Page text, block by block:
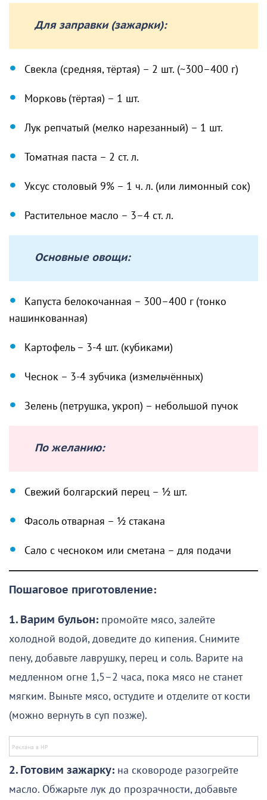
Для заправки (зажарки):
Свекла (средняя, тёртая) – 2 шт. (~300–400 г)
Морковь (тёртая) – 1 шт.
Лук репчатый (мелко нарезанный) – 1 шт.
Томатная паста – 2 ст. л.
Уксус столовый 9% – 1 ч. л. (или лимонный сок)
Растительное масло – 3–4 ст. л.
Основные овощи:
Капуста белокочанная – 300–400 г (тонко
нашинкованная)
Картофель – 3-4 шт. (кубиками)
Чеснок – 3-4 зубчика (измельчённых)
Зелень (петрушка, укроп) – небольшой пучок
По желанию:
Свежий болгарский перец – ½ шт.
Фасоль отварная – ½ стакана
Сало с чесноком или сметана – для подачи
Пошаговое приготовление:
1. Варим бульон: промойте мясо, залейте
холодной водой, доведите до кипения. Снимите
пену, добавьте лаврушку, перец и соль. Варите на
медленном огне 1,5–2 часа, пока мясо не станет
мягким. Выньте мясо, остудите и отделите от кости
(можно вернуть в суп позже).
2. Готовим зажарку: на сковороде разогрейте
масло. Обжарьте лук до прозрачности, добавьте